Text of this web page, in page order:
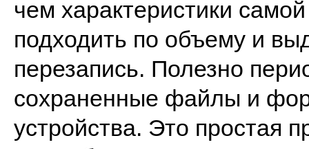
чем характеристики
подходить по объему и
перезапись. Полезно
сохраненные файлы и
устройства. Это простая